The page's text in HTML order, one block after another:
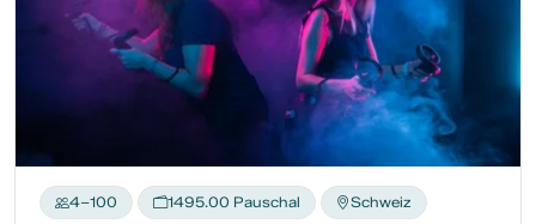
4–100 1495.00 Pauschal Schweiz